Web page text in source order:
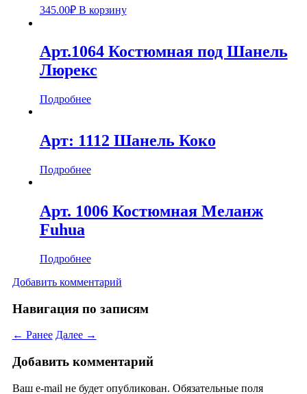
345.00₽ В корзину
Арт.1064 Костюмная под Шанель
Люрекс
Подробнее
Арт: 1112 Шанель Коко
Подробнее
Арт. 1006 Костюмная Меланж
Fuhua
Подробнее
Добавить комментарий
Навигация по записям
← Ранее Далее →
Добавить комментарий
Ваш e-mail не будет опубликован. Обязательные поля